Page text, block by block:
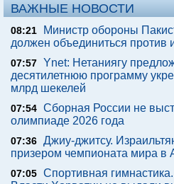
ВАЖНЫЕ НОВОСТИ
08:21
Министр обороны
должен объединиться против
07:57 Ynet: Нетаниягу
десятилетнюю программу
млрд шекелей
07:54 Сборная России не
олимпиаде 2026 года
07:36 Джиу-джитсу.
призером чемпионата мира в
07:05 Спортивная